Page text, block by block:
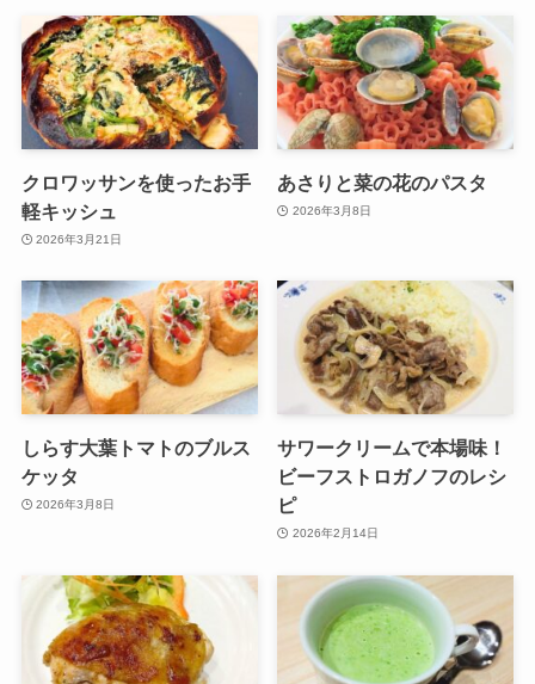
クロワッサンを使ったお手
軽キッシュ
2026年3月21日
あさりと菜の花のパスタ
2026年3月8日
しらす大葉トマトのブルス
ケッタ
2026年3月8日
サワークリームで本場味！
ビーフストロガノフのレシ
ピ
2026年2月14日